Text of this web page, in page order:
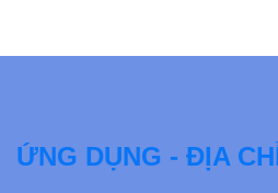
ỨNG DỤNG - ĐỊA